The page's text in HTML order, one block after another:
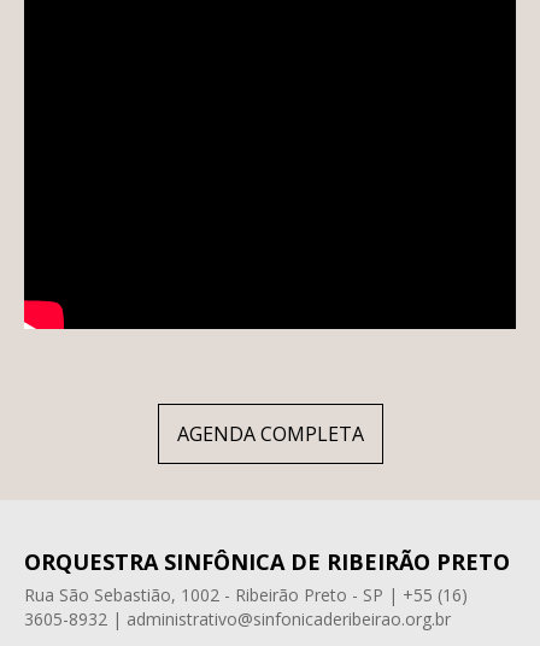
AGENDA COMPLETA
ORQUESTRA SINFÔNICA DE RIBEIRÃO PRETO
Rua São Sebastião, 1002 - Ribeirão Preto - SP | +55 (16)
3605-8932 | administrativo@sinfonicaderibeirao.org.br